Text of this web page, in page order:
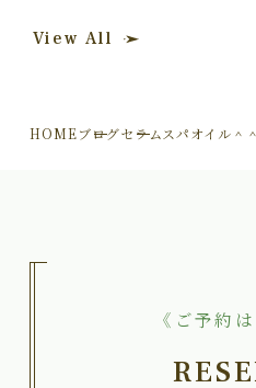
View All
HOMEブログセラムスパオイル＾＾
《ご予約